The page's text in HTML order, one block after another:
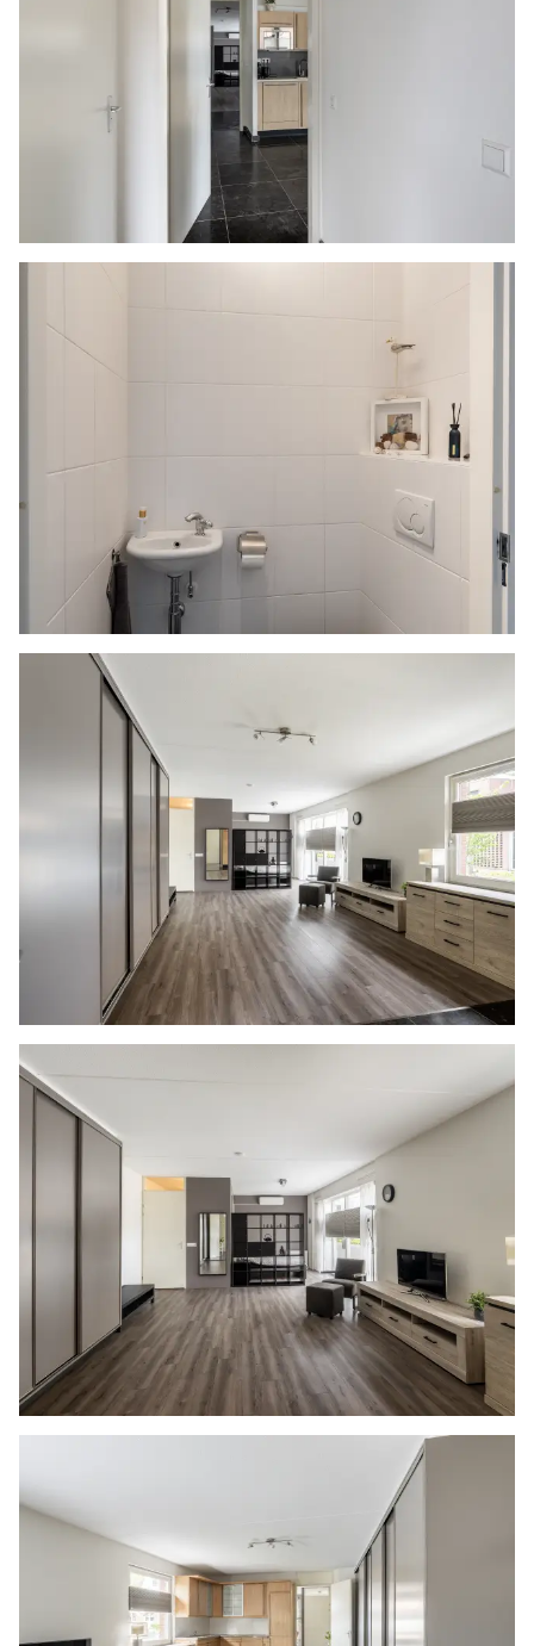
Dit terras biedt een wijds uitzicht over de wijk,
richting de molen en is heerlijk privé. De
schutting aan de ene zijde zorgt voor een
afscheiding naar de buren en de ondergrond is
BIJZONDERHEDEN
- Afwisselend voorzien van houten en aluminium
kozijnen, allen voorzien van HR++ glas, Isolide S
horpaneel
- Het eerste terras is voorzien van elektrisch
- De woning beschikt over een eigen studio op
- Cv-ketel (2015)
- Twee eigen parkeerplaatsen op het afgesloten
- VvE voor het afgesloten terrein (bijdrage €50,-
per 3 maanden)
- Gelegen op eigen grond
- Bouwjaar 2006
- Energielabel A
- Oplevering in overleg
Woonoppervlakte
De Meetinstructie is gebaseerd op de NEN2580.
De Meetinstructie is bedoeld om een meer
eenduidige manier van meten toe te passen voor
het geven van een indicatie van de
gebruiksoppervlakte. De Meetinstructie sluit
verschillen in meetuitkomsten niet volledig uit,
door bijvoorbeeld interpretatieverschillen,
afrondingen of beperkingen bij het uitvoeren
van de meting. Indien de exacte maten voor een
koper van cruciaal belang zijn, adviseren wij
deze zelf na te meten. De (kandidaat)koper(s)
zullen, indien gewenst, daartoe in de
gelegenheid gesteld worden op een passend
moment teneinde teleurstellingen en schade te
voorkomen.
Notariskeuze en kosten
In principe ligt de notariskeuze bij de koper. Het
doorhalen van de hypothecaire inschrijving in
het kadaster moet door de verkoper betaald
worden. Zijn de kosten voor deze doorhaling
hoger dan € 400,- inclusief BTW dan wordt het
meerdere bij de koper in rekening gebracht.
Indien de koper een notaris kiest buiten een
straal van 20 kilometer van de verkochte
onroerende zaak dan zijn de eventuele kosten